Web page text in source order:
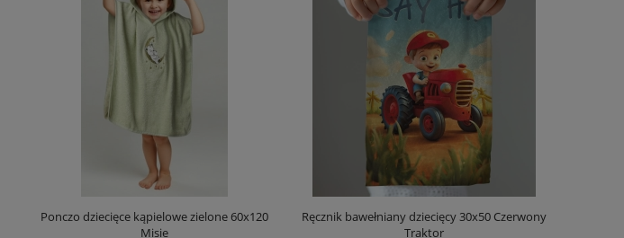
Ponczo dziecięce kąpielowe zielone 60x120
Misie
Ręcznik bawełniany dziecięcy 30x50 Czerwony
Traktor